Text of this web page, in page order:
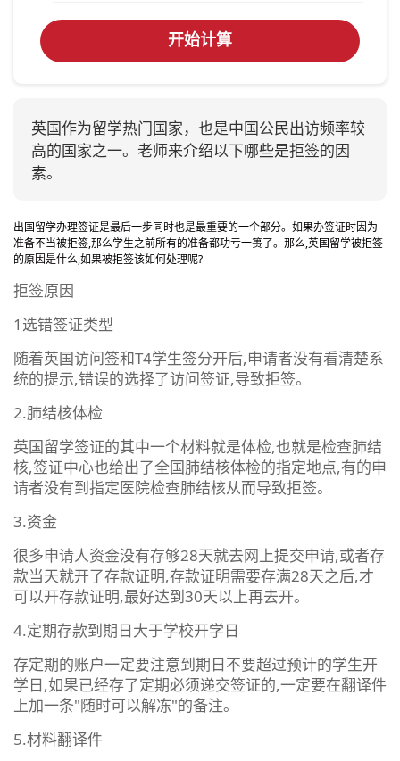
开始计算
英国作为留学热门国家，也是中国公民出访频率较
高的国家之一。老师来介绍以下哪些是拒签的因
素。
出国留学办理签证是最后一步同时也是最重要的一个部分。如果办签证时因为
准备不当被拒签,那么学生之前所有的准备都功亏一篑了。那么,英国留学被拒签
的原因是什么,如果被拒签该如何处理呢?
拒签原因
1选错签证类型
随着英国访问签和T4学生签分开后,申请者没有看清楚系
统的提示,错误的选择了访问签证,导致拒签。
2.肺结核体检
英国留学签证的其中一个材料就是体检,也就是检查肺结
核,签证中心也给出了全国肺结核体检的指定地点,有的申
请者没有到指定医院检查肺结核从而导致拒签。
3.资金
很多申请人资金没有存够28天就去网上提交申请,或者存
款当天就开了存款证明,存款证明需要存满28天之后,才
可以开存款证明,最好达到30天以上再去开。
4.定期存款到期日大于学校开学日
存定期的账户一定要注意到期日不要超过预计的学生开
学日,如果已经存了定期必须递交签证的,一定要在翻译件
上加一条"随时可以解冻"的备注。
5.材料翻译件